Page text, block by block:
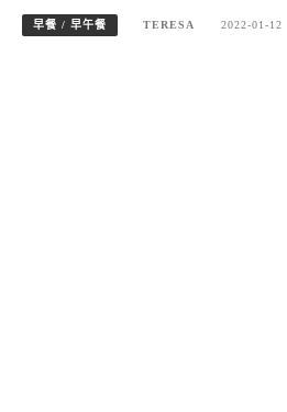
早餐 / 早午餐 TERESA 2022-01-12